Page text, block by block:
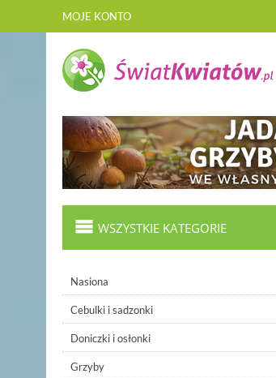
MOJE KONTO
WSZYSTKIE KATEGORIE
Nasiona
Cebulki i sadzonki
Doniczki i osłonki
Grzyby